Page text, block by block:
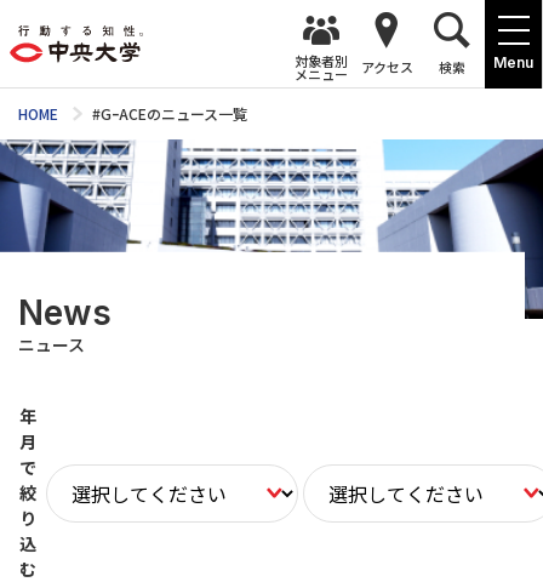
Menu
対象者別
メニュー アクセス 検索
HOME #GｰACEのニュース一覧
News
ニュース
年
月
で
絞
り
込
む